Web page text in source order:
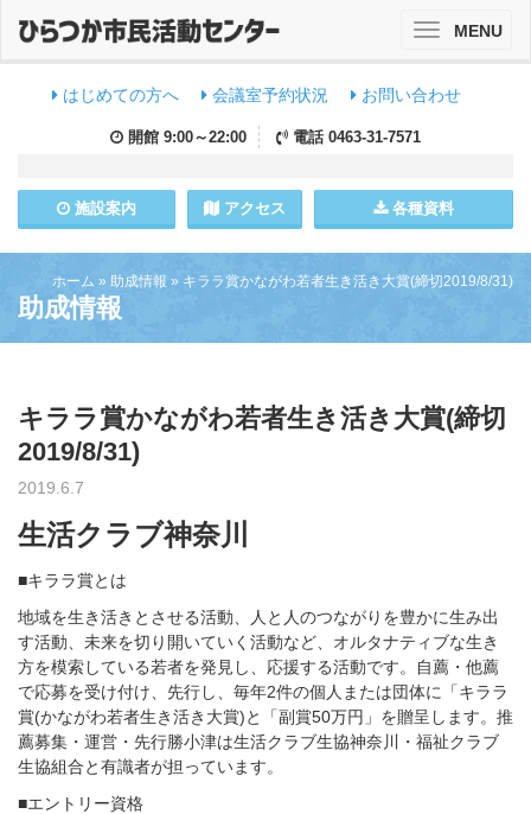
はじめての方へ 会議室予約状況 お問い合わせ
開館 9:00～22:00 電話 0463-31-7571
施設案内 アクセス 各種資料
ToggleMENU
ホーム » 助成情報 » キララ賞かながわ若者生き活き大賞(締切2019/8/31)
助成情報
キララ賞かながわ若者生き活き大賞(締切
2019/8/31)
2019.6.7
生活クラブ神奈川
■キララ賞とは
地域を生き活きとさせる活動、人と人のつながりを豊かに生み出
す活動、未来を切り開いていく活動など、オルタナティブな生き
方を模索している若者を発見し、応援する活動です。自薦・他薦
で応募を受け付け、先行し、毎年2件の個人または団体に「キララ
賞(かながわ若者生き活き大賞)と「副賞50万円」を贈呈します。推
薦募集・運営・先行勝小津は生活クラブ生協神奈川・福祉クラブ
生協組合と有識者が担っています。
■エントリー資格